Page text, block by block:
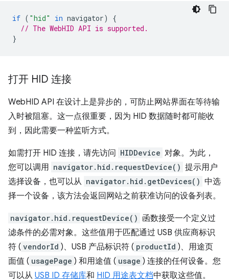
if ( "hid" in navigator)
{
// The WebHID API is supported.
}
打开 HID 连接
WebHID API 在设计上是异步的，可防止网站界面在等待输
入时被阻塞。这一点很重要，因为 HID 数据随时都可能收
到，因此需要一种监听方式。
如需打开 HID 连接，请先访问 HIDDevice 对象。为此，
您可以调用 navigator.hid.requestDevice() 提示用户
选择设备，也可以从 navigator.hid.getDevices() 中选
择一个设备，该方法会返回网站之前获准访问的设备列表。
navigator.hid.requestDevice() 函数接受一个定义过
滤条件的必需对象。这些值用于匹配通过 USB 供应商标识
符 ( vendorId )、USB 产品标识符 ( productId )、用途页
面值 ( usagePage ) 和用途值 ( usage ) 连接的任何设备。您
可以从 USB ID 存储库和 HID 用途表文档中获取这些值。